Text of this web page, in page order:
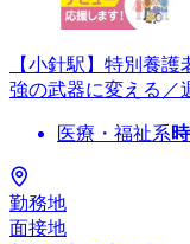
【小針駅】特別養
強の武器に変える
医療・福祉系
勤務地
面接地